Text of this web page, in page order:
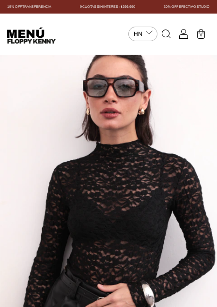
15% OFF TRANSFERENCIA 9 CUOTAS SIN INTERÉS +$299.990 30% OFF EFECTIVO STUDIO
MENÚ 0